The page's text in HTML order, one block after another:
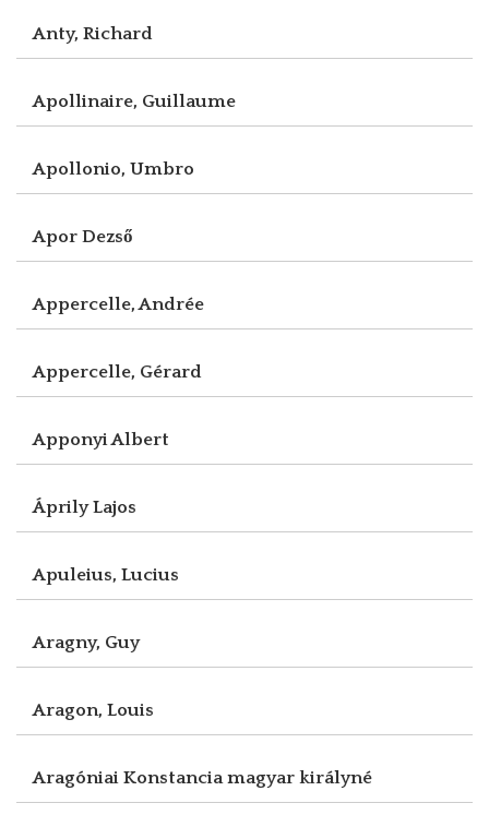
Anty, Richard
Apollinaire, Guillaume
Apollonio, Umbro
Apor Dezső
Appercelle, Andrée
Appercelle, Gérard
Apponyi Albert
Áprily Lajos
Apuleius, Lucius
Aragny, Guy
Aragon, Louis
Aragóniai Konstancia magyar királyné